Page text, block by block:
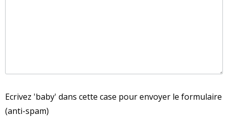
Ecrivez 'baby' dans cette case pour envoyer le formulaire
(anti-spam)